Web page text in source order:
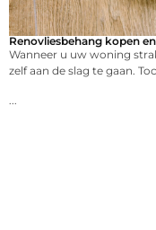
Renovliesbehang kopen
Wanneer u uw woning
zelf aan de slag te gaan.